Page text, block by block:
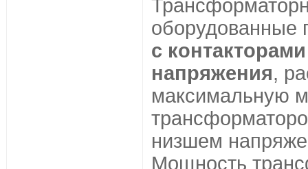
оборудованные
с
напряжения,
максимальную
низшем
Мощность